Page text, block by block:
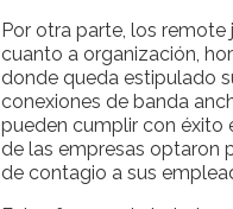
Por otra parte, los
cuanto a organización,
donde queda estipulado
conexiones de banda
pueden cumplir con éxito
de las empresas optaron
de contagio a sus